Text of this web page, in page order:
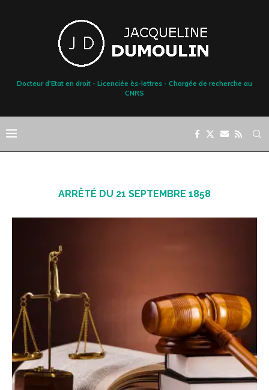
Docteur d'Etat en droit - Licenciée ès-lettres - Chargée de recherche au
CNRS
ARRÊTÉ DU 21 SEPTEMBRE 1858